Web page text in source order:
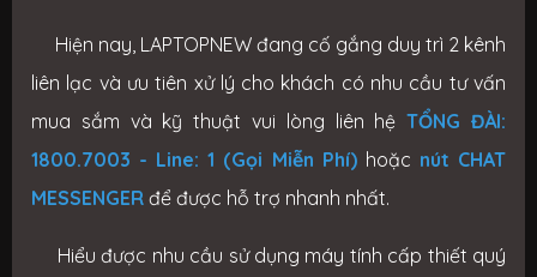
Hiện nay, LAPTOPNEW đang cố gắng duy trì 2 kênh
liên lạc và ưu tiên xử lý cho khách có nhu cầu tư vấn
mua sắm và kỹ thuật vui lòng liên hệTỔNG ĐÀI:
1800.7003 - Line: 1 (Gọi Miễn Phí)hoặc nút CHAT
MESSENGER để được hỗ trợ nhanh nhất.
Hiểu được nhu cầu sử dụng máy tính cấp thiết quý